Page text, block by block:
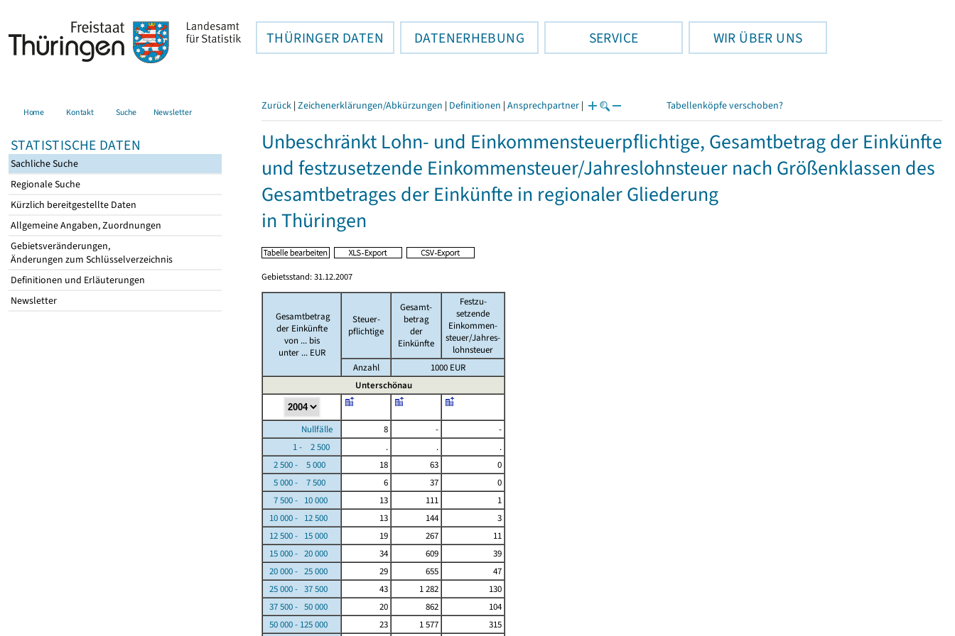
THÜRINGER DATEN DATENERHEBUNG SERVICE WIR ÜBER UNS
Home Kontakt Suche Newsletter
STATISTISCHE DATEN
Sachliche Suche
Regionale Suche
Kürzlich bereitgestellte Daten
Allgemeine Angaben, Zuordnungen
Gebietsveränderungen,
Änderungen zum Schlüsselverzeichnis
Definitionen und Erläuterungen
Newsletter
Zurück | Zeichenerklärungen/Abkürzungen | Definitionen | Ansprechpartner | Tabellenköpfe verschoben?
Unbeschränkt Lohn- und Einkommensteuerpflichtige, Gesamtbetrag der Einkünfte
und festzusetzende Einkommensteuer/Jahreslohnsteuer nach Größenklassen des
Gesamtbetrages der Einkünfte in regionaler Gliederung
in Thüringen
Gebietsstand: 31.12.2007
Gesamtbetrag
der Einkünfte
von ... bis
unter ... EUR
Steuer-
pflichtige
Gesamt-
betrag
der
Einkünfte
Festzu-
setzende
Einkommen-
steuer/Jahres-
lohnsteuer
Anzahl
1000 EUR
Unterschönau
Nullfälle 8 -
-
1 - 2 500
. .
.
2 500 - 5 000
18 63
0
5 000 - 7 500
6 37
0
7 500 - 10 000
13 111
1
10 000 - 12 500
13 144
3
12 500 - 15 000
19 267
11
15 000 - 20 000
34 609
39
20 000 - 25 000
29 655
47
25 000 - 37 500
43 1 282
130
37 500 - 50 000
20 862
104
50 000 - 125 000
23 1 577 315